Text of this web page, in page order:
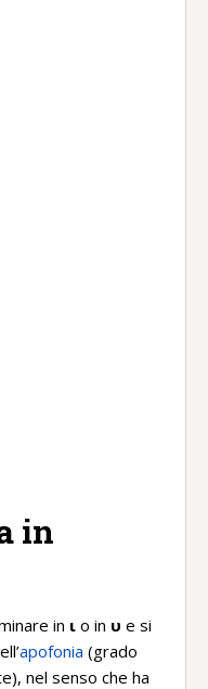
in
in ι o in υ e si
apofonia (grado
nel senso che ha